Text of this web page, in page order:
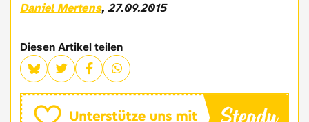
Daniel Mertens, 27.09.2015
Diesen Artikel teilen